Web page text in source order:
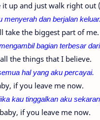
it up and just walk right out
menyerah dan berjalan keluar.
take the biggest part of me.
bagian terbesar
the things that I believe.
hal yang aku percayai.
if you leave me now.
kau tinggalkan aku
if you leave me now.